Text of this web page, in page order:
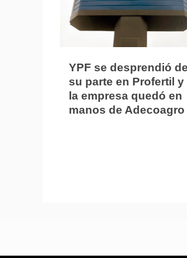
YPF se desprendió de
su parte en Profertil y
la empresa quedó en
manos de Adecoagro